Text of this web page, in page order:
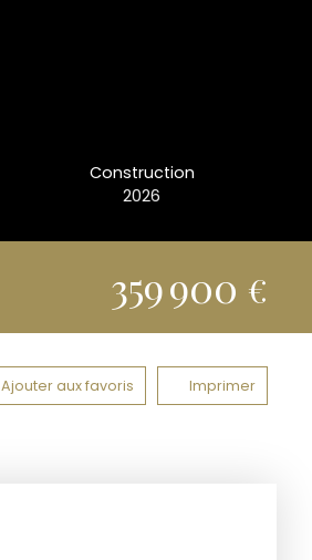
Construction
2026
359 900 €
Ajouter aux favoris Imprimer